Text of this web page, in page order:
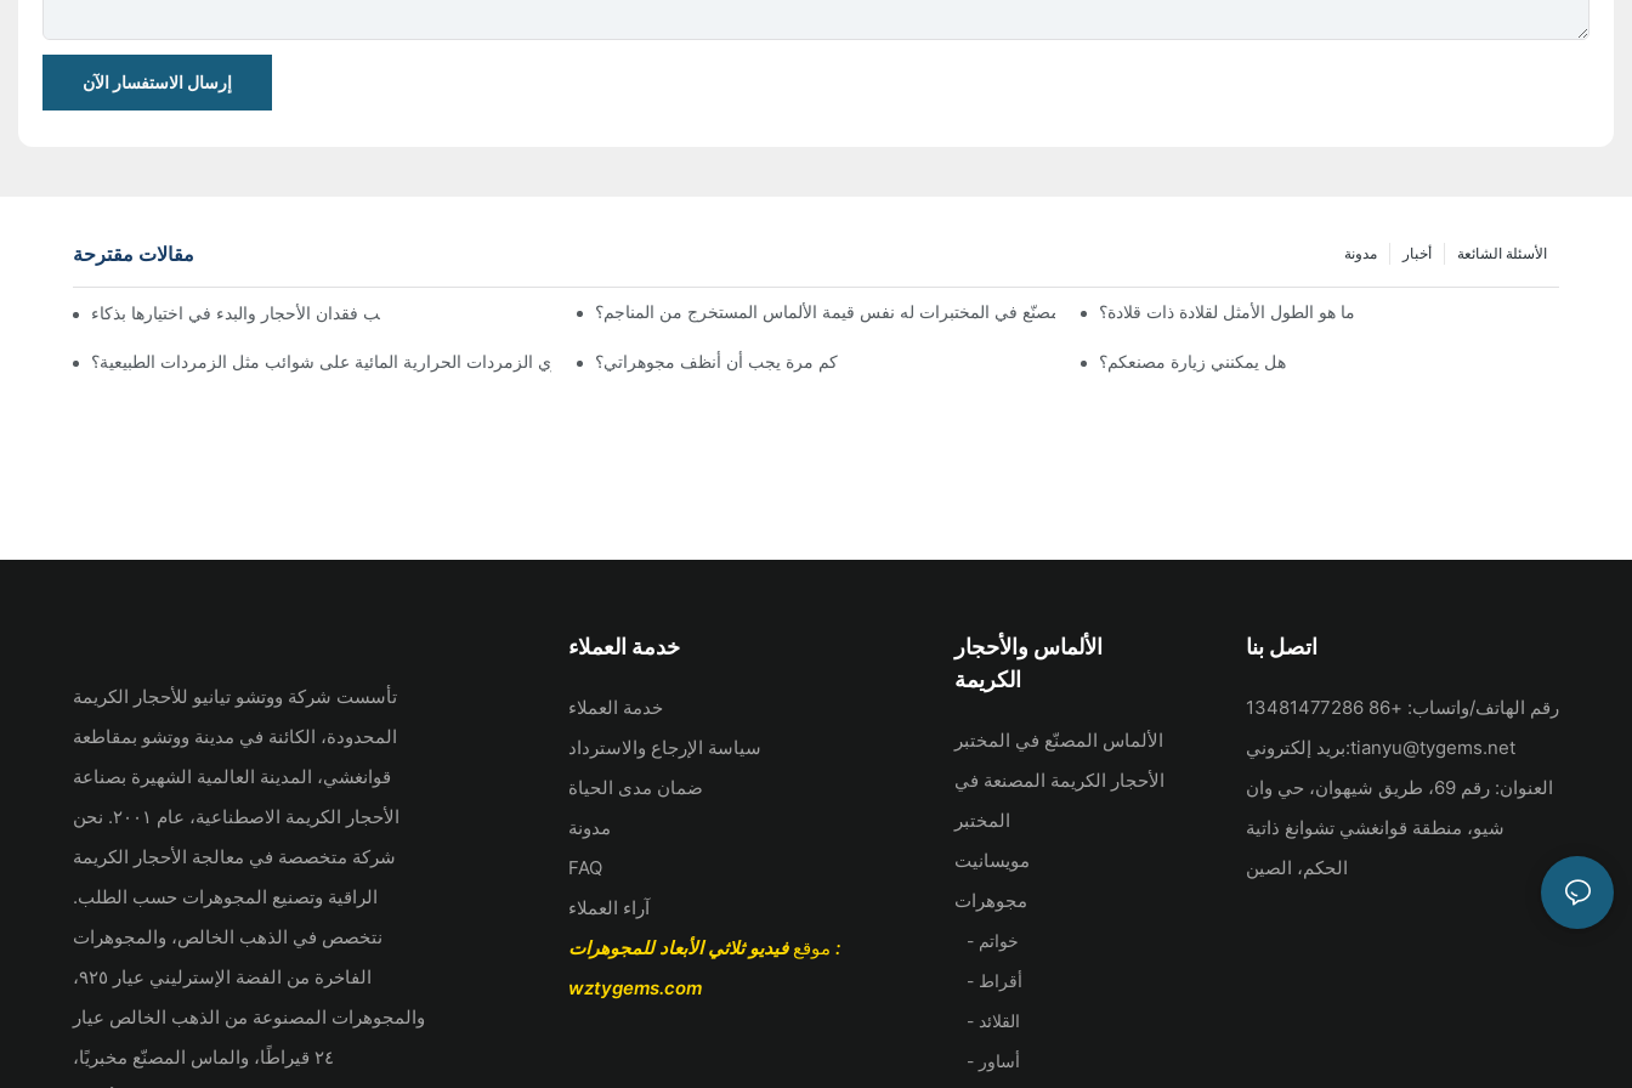
إرسال الاستفسار الآن
مقالات مقترحة الأسئلة الشائعة أخبار مدونة
الدليل الشامل لتركيب المجوهرات: كيفية تجنب فقدان الأحجار والبدء في اختيارها بذكاءهل الألماس المصنّع في المختبرات له نفس قيمة الألماس المستخرج من المناجم؟ما هو الطول الأمثل لقلادة ذات قلادة؟
هل تحتوي الزمردات الحرارية المائية على شوائب مثل الزمردات الطبيعية؟كم مرة يجب أن أنظف مجوهراتي؟ هل يمكنني زيارة مصنعكم؟
تأسست شركة ووتشو تيانيو للأحجار الكريمة
المحدودة، الكائنة في مدينة ووتشو بمقاطعة
قوانغشي، المدينة العالمية الشهيرة بصناعة
الأحجار الكريمة الاصطناعية، عام ٢٠٠١. نحن
شركة متخصصة في معالجة الأحجار الكريمة
الراقية وتصنيع المجوهرات حسب الطلب.
نتخصص في الذهب الخالص، والمجوهرات
الفاخرة من الفضة الإسترليني عيار ٩٢٥،
والمجوهرات المصنوعة من الذهب الخالص عيار
٢٤ قيراطًا، والماس المصنّع مخبريًا،
خدمة العملاء
خدمة العملاء
سياسة الإرجاع والاسترداد
ضمان مدى الحياة
مدونة
FAQ
آراء العملاء
موقعفيديو ثلاثي الأبعاد للمجوهرات
:
wztygems.com
الألماس والأحجار
الكريمة
الألماس المصنّع في المختبر
الأحجار الكريمة المصنعة في
المختبر
مويسانيت
مجوهرات
- خواتم
- أقراط
- القلائد
- أساور
اتصل بنا
رقم الهاتف/واتساب: +86 13481477286
بريد إلكتروني:tianyu@tygems.net
العنوان: رقم 69، طريق شيهوان، حي وان
شيو، منطقة قوانغشي تشوانغ ذاتية
الحكم، الصين